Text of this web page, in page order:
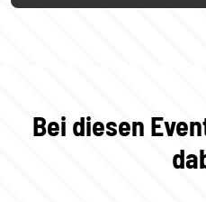
Bei diesen